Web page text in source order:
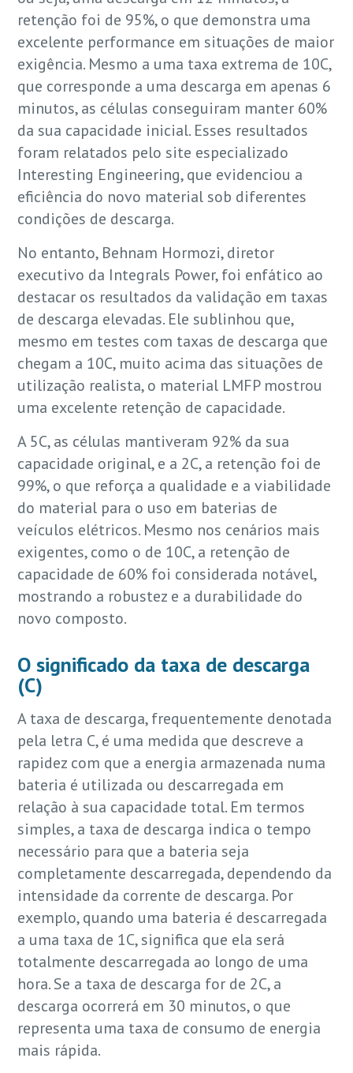
retenção foi de 95%, o que demonstra uma
excelente performance em situações de maior
exigência. Mesmo a uma taxa extrema de 10C,
que corresponde a uma descarga em apenas 6
minutos, as células conseguiram manter 60%
da sua capacidade inicial. Esses resultados
foram relatados pelo site especializado
Interesting Engineering, que evidenciou a
eficiência do novo material sob diferentes
condições de descarga.
No entanto, Behnam Hormozi, diretor
executivo da Integrals Power, foi enfático ao
destacar os resultados da validação em taxas
de descarga elevadas. Ele sublinhou que,
mesmo em testes com taxas de descarga que
chegam a 10C, muito acima das situações de
utilização realista, o material LMFP mostrou
uma excelente retenção de capacidade.
A 5C, as células mantiveram 92% da sua
capacidade original, e a 2C, a retenção foi de
99%, o que reforça a qualidade e a viabilidade
do material para o uso em baterias de
veículos elétricos. Mesmo nos cenários mais
exigentes, como o de 10C, a retenção de
capacidade de 60% foi considerada notável,
mostrando a robustez e a durabilidade do
novo composto.
O significado da taxa de descarga
(C)
A taxa de descarga, frequentemente denotada
pela letra C, é uma medida que descreve a
rapidez com que a energia armazenada numa
bateria é utilizada ou descarregada em
relação à sua capacidade total. Em termos
simples, a taxa de descarga indica o tempo
necessário para que a bateria seja
completamente descarregada, dependendo da
intensidade da corrente de descarga. Por
exemplo, quando uma bateria é descarregada
a uma taxa de 1C, significa que ela será
totalmente descarregada ao longo de uma
hora. Se a taxa de descarga for de 2C, a
descarga ocorrerá em 30 minutos, o que
representa uma taxa de consumo de energia
mais rápida.